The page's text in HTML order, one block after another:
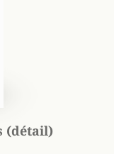
(détail)